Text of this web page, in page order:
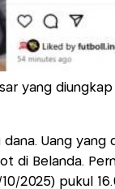
yang
Uang
di Belanda.
2025) pukul